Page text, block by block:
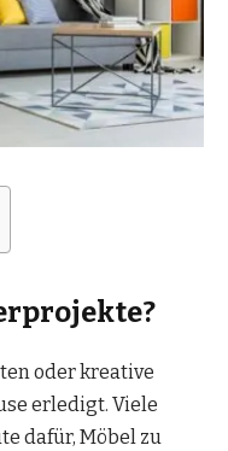
oder kreative
erledigt. Viele
dafür, Möbel zu